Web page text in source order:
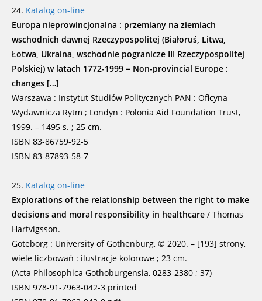
24. Katalog on-line
Europa nieprowincjonalna : przemiany na ziemiach
wschodnich dawnej Rzeczypospolitej (Białoruś, Litwa,
Łotwa, Ukraina, wschodnie pogranicze III Rzeczypospolitej
Polskiej) w latach 1772-1999 = Non-provincial Europe :
changes […]
Warszawa : Instytut Studiów Politycznych PAN : Oficyna
Wydawnicza Rytm ; Londyn : Polonia Aid Foundation Trust,
1999. – 1495 s. ; 25 cm.
ISBN 83-86759-92-5
ISBN 83-87893-58-7
25. Katalog on-line
Explorations of the relationship between the right to make
decisions and moral responsibility in healthcare / Thomas
Hartvigsson.
Göteborg : University of Gothenburg, © 2020. – [193] strony,
wiele liczbowań : ilustracje kolorowe ; 23 cm.
(Acta Philosophica Gothoburgensia, 0283-2380 ; 37)
ISBN 978-91-7963-042-3 printed